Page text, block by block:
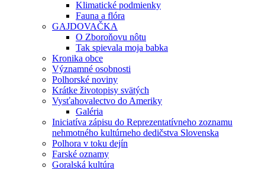
Klimatické podmienky
Fauna a flóra
GAJDOVAČKA
O Zboroňovu nôtu
Tak spievala moja babka
Kronika obce
Významné osobnosti
Polhorské noviny
Krátke životopisy svätých
Vysťahovalectvo do Ameriky
Galéria
Iniciatíva zápisu do Reprezentatívneho zoznamu
nehmotného kultúrneho dedičstva Slovenska
Polhora v toku dejín
Farské oznamy
Goralská kultúra